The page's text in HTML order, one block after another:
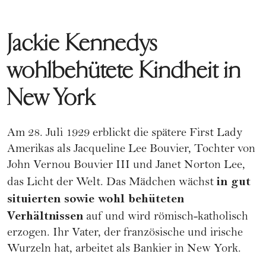
Jackie Kennedys
wohlbehütete Kindheit in
New York
Am 28. Juli 1929 erblickt die spätere First Lady
Amerikas als Jacqueline Lee Bouvier, Tochter von
John Vernou Bouvier III und Janet Norton Lee,
das Licht der Welt. Das Mädchen wächst in gut
situierten sowie wohl behüteten
Verhältnissen auf und wird römisch-katholisch
erzogen. Ihr Vater, der französische und irische
Wurzeln hat, arbeitet als Bankier in New York.